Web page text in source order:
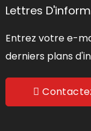
Lettres
Entrez votre e-
derniers plans